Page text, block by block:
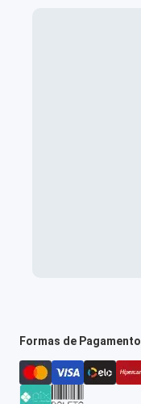
Formas de Pagamento